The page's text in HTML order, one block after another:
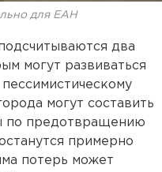
для ЕАН
два
могут развиваться
могут составить
по предотвращению
примерно
потерь может